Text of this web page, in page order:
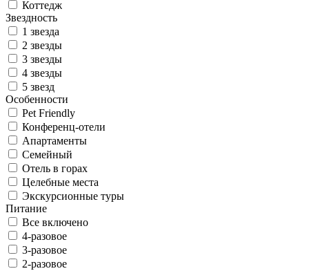
Коттедж
Звездность
1 звезда
2 звезды
3 звезды
4 звезды
5 звезд
Особенности
Pet Friendly
Конференц-отели
Апартаменты
Семейный
Отель в горах
Целебные места
Экскурсионные туры
Питание
Все включено
4-разовое
3-разовое
2-разовое